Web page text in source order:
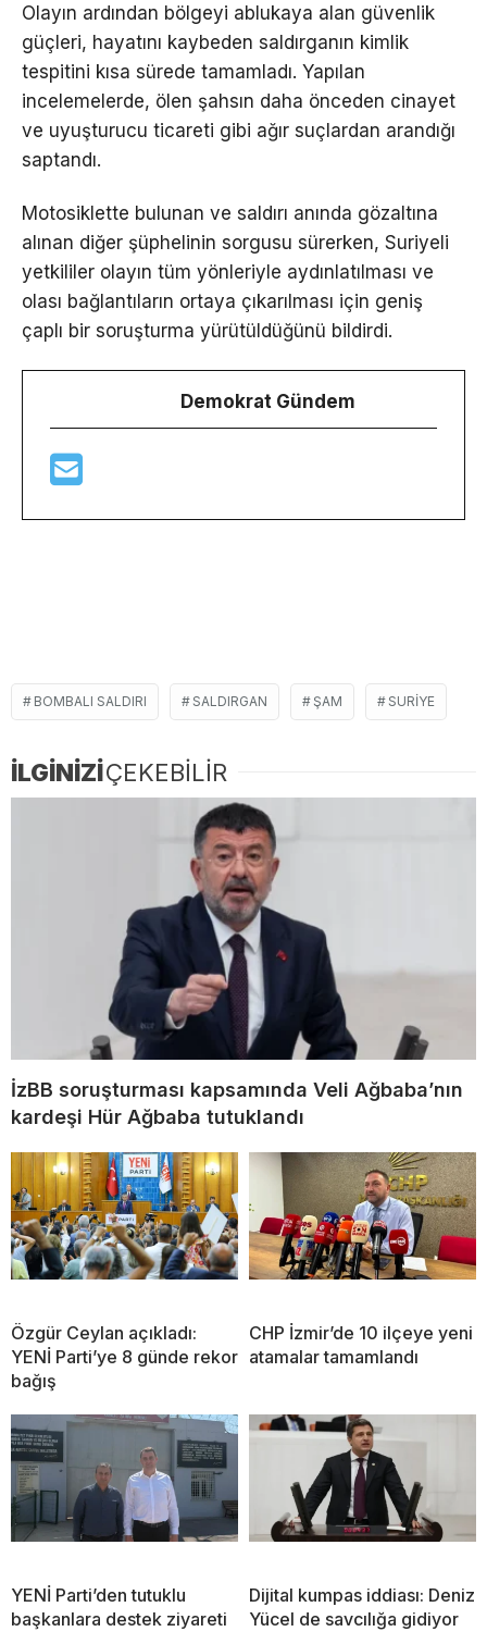
Olayın ardından bölgeyi ablukaya alan güvenlik
güçleri, hayatını kaybeden saldırganın kimlik
tespitini kısa sürede tamamladı. Yapılan
incelemelerde, ölen şahsın daha önceden cinayet
ve uyuşturucu ticareti gibi ağır suçlardan arandığı
saptandı.
Motosiklette bulunan ve saldırı anında gözaltına
alınan diğer şüphelinin sorgusu sürerken, Suriyeli
yetkililer olayın tüm yönleriyle aydınlatılması ve
olası bağlantıların ortaya çıkarılması için geniş
çaplı bir soruşturma yürütüldüğünü bildirdi.
Demokrat Gündem
BOMBALI SALDIRI SALDIRGAN ŞAM SURIYE
İLGİNİZİÇEKEBİLİR
İzBB soruşturması kapsamında Veli Ağbaba’nın
kardeşi Hür Ağbaba tutuklandı
Özgür Ceylan açıkladı:
YENİ Parti’ye 8 günde rekor
bağış
CHP İzmir’de 10 ilçeye yeni
atamalar tamamlandı
YENİ Parti’den tutuklu
başkanlara destek ziyareti
Dijital kumpas iddiası: Deniz
Yücel de savcılığa gidiyor